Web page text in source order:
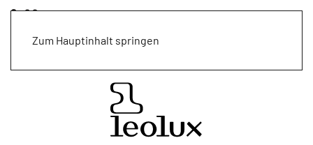
Zum Hauptinhalt springen